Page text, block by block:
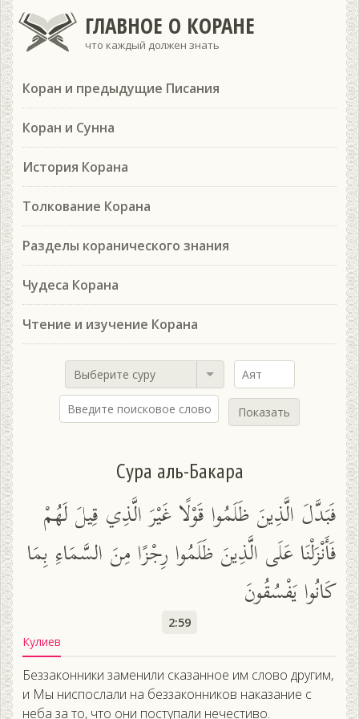
ГЛАВНОЕ О КОРАНЕ
что каждый должен знать
Коран и предыдущие Писания
Коран и Сунна
История Корана
Толкование Корана
Разделы коранического знания
Чудеса Корана
Чтение и изучение Корана
Выберите суру
Показать
Сура аль-Бакара
فَبَدَّلَ الَّذِينَ ظَلَمُوا قَوْلًا غَيْرَ الَّذِي قِيلَ لَهُمْ
فَأَنْزَلْنَا عَلَى الَّذِينَ ظَلَمُوا رِجْزًا مِنَ السَّمَاءِ بِمَا
كَانُوا يَفْسُقُونَ
2:59
Кулиев
Беззаконники заменили сказанное им слово другим,
и Мы ниспослали на беззаконников наказание с
неба за то, что они поступали нечестиво.